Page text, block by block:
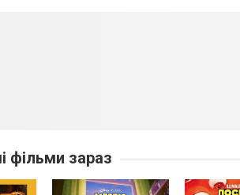
фільми зараз